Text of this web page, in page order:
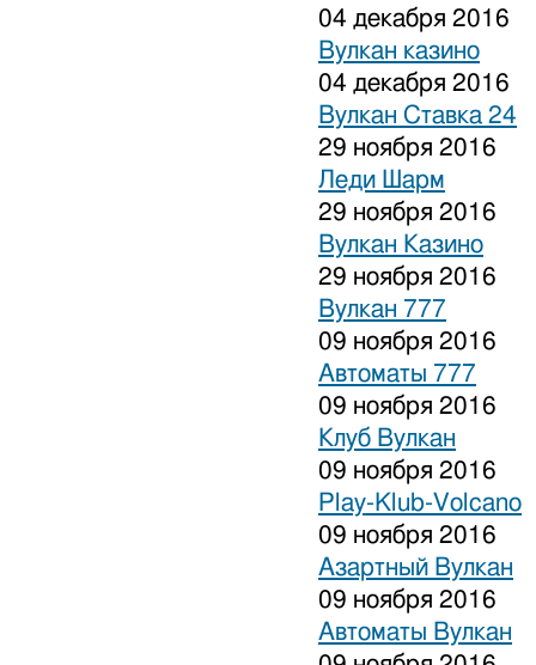
04 декабря 2016
Вулкан казино
04 декабря 2016
Вулкан Ставка 24
29 ноября 2016
Леди Шарм
29 ноября 2016
Вулкан Казино
29 ноября 2016
Вулкан 777
09 ноября 2016
Автоматы 777
09 ноября 2016
Клуб Вулкан
09 ноября 2016
Play-Klub-Volcano
09 ноября 2016
Азартный Вулкан
09 ноября 2016
Автоматы Вулкан